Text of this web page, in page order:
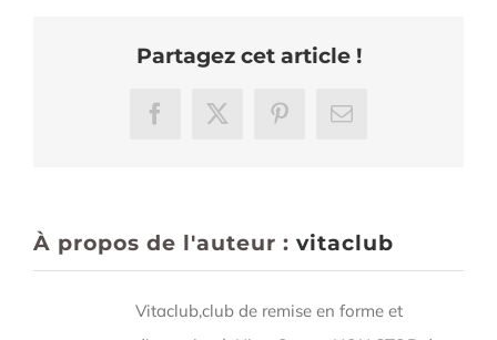
Partagez cet article !
Facebook
X PinterestEmail
À propos de l'auteur : vitaclub
Vitaclub,club de remise en forme et